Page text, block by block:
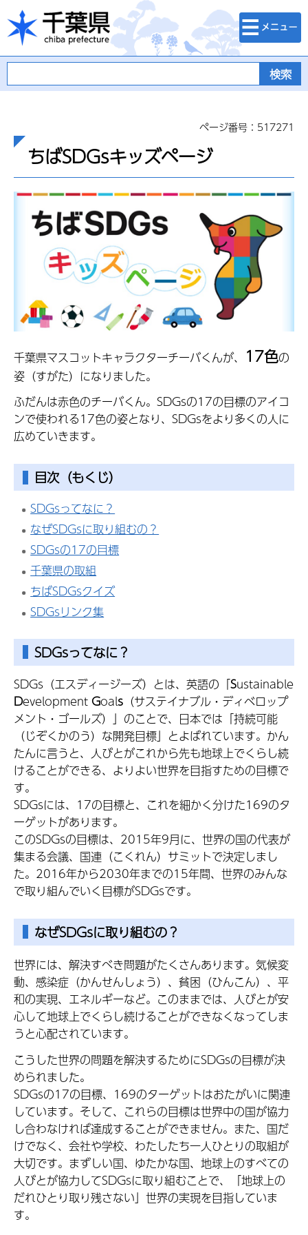
千葉県
検索・メニュ
ー
ページ番号：517271
ちばSDGsキッズページ
千葉県マスコットキャラクターチーバくんが、 17色の
姿（すがた）になりました。
ふだんは赤色のチーバくん。SDGsの17の目標のアイコ
ンで使われる17色の姿となり、SDGsをより多くの人に
広めていきます。
目次（もくじ）
SDGsってなに？
なぜSDGsに取り組むの？
SDGsの17の目標
千葉県の取組
ちばSDGsクイズ
SDGsリンク集
SDGsってなに？
SDGs（エスディージーズ）とは、英語の「Sustainable
Development Goals （サステイナブル・ディベロップ
メント・ゴールズ）」のことで、日本では「持続可能
（じぞくかのう）な開発目標」とよばれています。かん
たんに言うと、人びとがこれから先も地球上でくらし続
けることができる、よりよい世界を目指すための目標で
す。
SDGsには、17の目標と、これを細かく分けた169のタ
ーゲットがあります。
このSDGsの目標は、2015年9月に、世界の国の代表が
集まる会議、国連（こくれん）サミットで決定しまし
た。2016年から2030年までの15年間、世界のみんな
で取り組んでいく目標がSDGsです。
なぜSDGsに取り組むの？
世界には、解決すべき問題がたくさんあります。気候変
動、感染症（かんせんしょう）、貧困（ひんこん）、平
和の実現、エネルギーなど。このままでは、人びとが安
心して地球上でくらし続けることができなくなってしま
うと心配されています。
こうした世界の問題を解決するためにSDGsの目標が決
められました。
SDGsの17の目標、169のターゲットはおたがいに関連
しています。そして、これらの目標は世界中の国が協力
し合わなければ達成することができません。また、国だ
けでなく、会社や学校、わたしたち一人ひとりの取組が
大切です。まずしい国、ゆたかな国、地球上のすべての
人びとが協力してSDGsに取り組むことで、「地球上の
だれひとり取り残さない」世界の実現を目指していま
す。